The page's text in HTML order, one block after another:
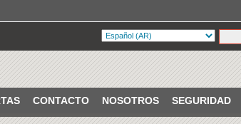
CONTACTO NOSOTROS SEGURIDAD